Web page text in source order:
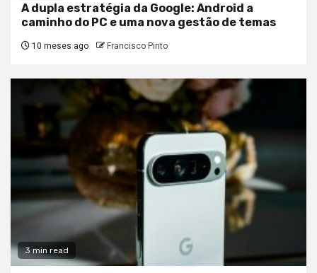
A dupla estratégia da Google: Android a
caminho do PC e uma nova gestão de temas
10 meses ago Francisco Pinto
3 min read